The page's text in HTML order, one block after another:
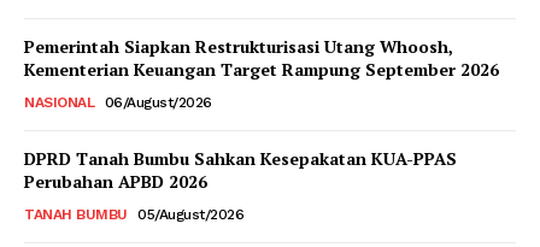
Pemerintah Siapkan Restrukturisasi Utang Whoosh,
Kementerian Keuangan Target Rampung September 2026
NASIONAL 06/August/2026
DPRD Tanah Bumbu Sahkan Kesepakatan KUA-PPAS
Perubahan APBD 2026
TANAH BUMBU 05/August/2026